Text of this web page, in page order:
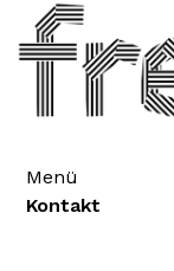
Kontakt
Menü